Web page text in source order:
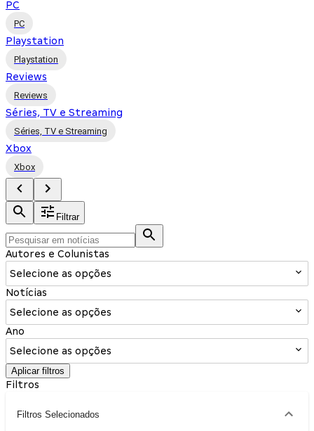
PC
PC
Playstation
Playstation
Reviews
Reviews
Séries, TV e Streaming
Séries, TV e Streaming
Xbox
Xbox
Filtrar
Autores e Colunistas
Selecione as opções
Notícias
Selecione as opções
Ano
Selecione as opções
Aplicar filtros
Filtros
Filtros Selecionados